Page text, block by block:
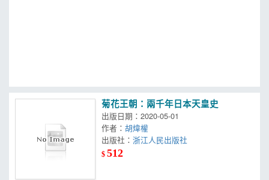
菊花王朝：兩千年日本天皇史
出版日期：2020-05-01
作者：胡煒權
出版社：浙江人民出版社
$512